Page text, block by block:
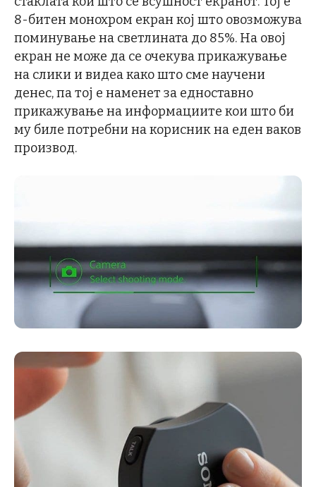
8-битен монохром екран кој што овозможува
поминување на светлината до 85%. На овој
екран не може да се очекува прикажување
на слики и видеа како што сме научени
денес, па тој е наменет за едноставно
прикажување на информациите кои што би
му биле потребни на корисник на еден ваков
производ.